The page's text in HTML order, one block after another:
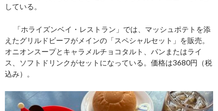
している。
「ホライズンベイ・レストラン」では、マッシュポテトを添
えたグリルドビーフがメインの「スペシャルセット」を販売。
オニオンスープとキャラメルチョコタルト、パンまたはライ
ス、ソフトドリンクがセットになっている。価格は3680円（税
込み）。